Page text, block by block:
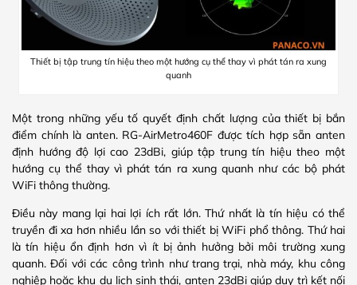
Thiết bị tập trung tín hiệu theo một hướng cụ thể thay vì phát tán ra xung
quanh
Một trong những yếu tố quyết định chất lượng của thiết bị bắn
điểm chính là anten. RG-AirMetro460F được tích hợp sẵn anten
định hướng độ lợi cao 23dBi, giúp tập trung tín hiệu theo một
hướng cụ thể thay vì phát tán ra xung quanh như các bộ phát
WiFi thông thường.
Điều này mang lại hai lợi ích rất lớn. Thứ nhất là tín hiệu có thể
truyền đi xa hơn nhiều lần so với thiết bị WiFi phổ thông. Thứ hai
là tín hiệu ổn định hơn vì ít bị ảnh hưởng bởi môi trường xung
quanh. Đối với các công trình như trang trại, nhà máy, khu công
nghiệp hoặc khu du lịch sinh thái, anten 23dBi giúp duy trì kết nối